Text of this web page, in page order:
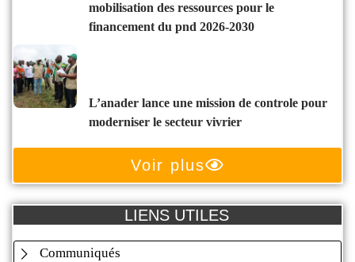
mobilisation des ressources pour le
financement du pnd 2026-2030
l’anader lance une mission de controle pour
moderniser le secteur vivrier
Voir plus
LIENS UTILES
Communiqués